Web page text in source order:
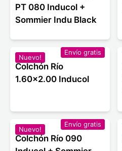
PT 080 Inducol +
Sommier Indu Black
Nuevo!
Envío gratis
Colchón Río
1.60x2.00 Inducol
Nuevo!
Envío gratis
Colchón Río 090